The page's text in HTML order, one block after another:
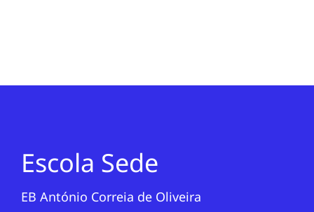
Escola Sede
EB António Correia de Oliveira